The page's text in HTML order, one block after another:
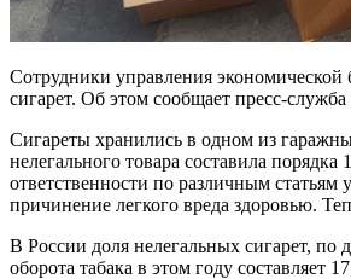
Сотрудники управления
сигарет. Об этом сообщает пресс-
Сигареты хранились в одном из
нелегального товара составила
ответственности по различным
причинение легкого вреда здоровью.
В России доля нелегальных сигарет, по
оборота табака в этом году составляет